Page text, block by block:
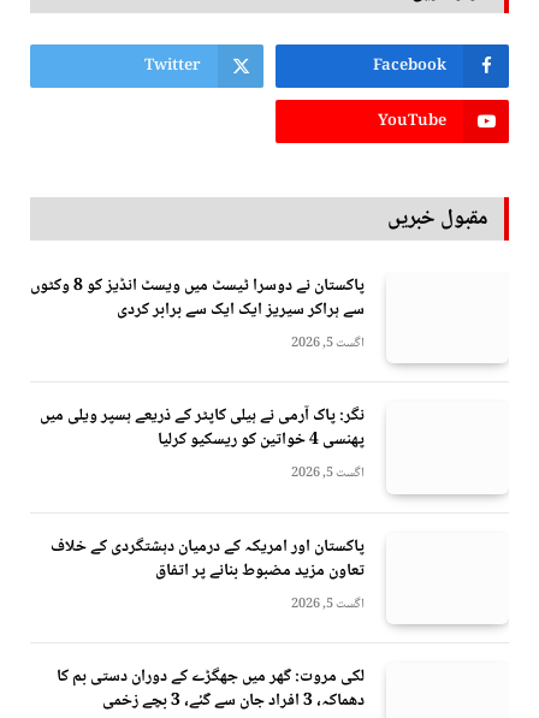
Facebook
Twitter
YouTube
مقبول خبریں
پاکستان نے دوسرا ٹیسٹ میں ویسٹ انڈیز کو 8 وکٹوں
سے ہراکر سیریز ایک ایک سے برابر کردی
اگست 5, 2026
نگر: پاک آرمی نے ہیلی کاپٹر کے ذریعے ہسپر ویلی میں
پھنسی 4 خواتین کو ریسکیو کرلیا
اگست 5, 2026
پاکستان اور امریکہ کے درمیان دہشتگردی کے خلاف
تعاون مزید مضبوط بنانے پر اتفاق
اگست 5, 2026
لکی مروت: گھر میں جھگڑے کے دوران دستی بم کا
دھماکہ، 3 افراد جان سے گئے، 3 بچے زخمی